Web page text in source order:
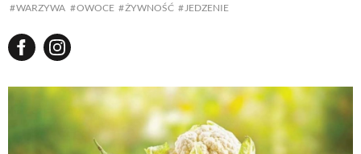
WARZYWA OWOCE ŻYWNOŚĆ JEDZENIE